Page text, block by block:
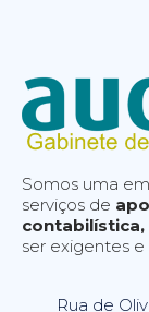
Somos uma
serviços de
contabilística,
ser exigentes e
Rua de